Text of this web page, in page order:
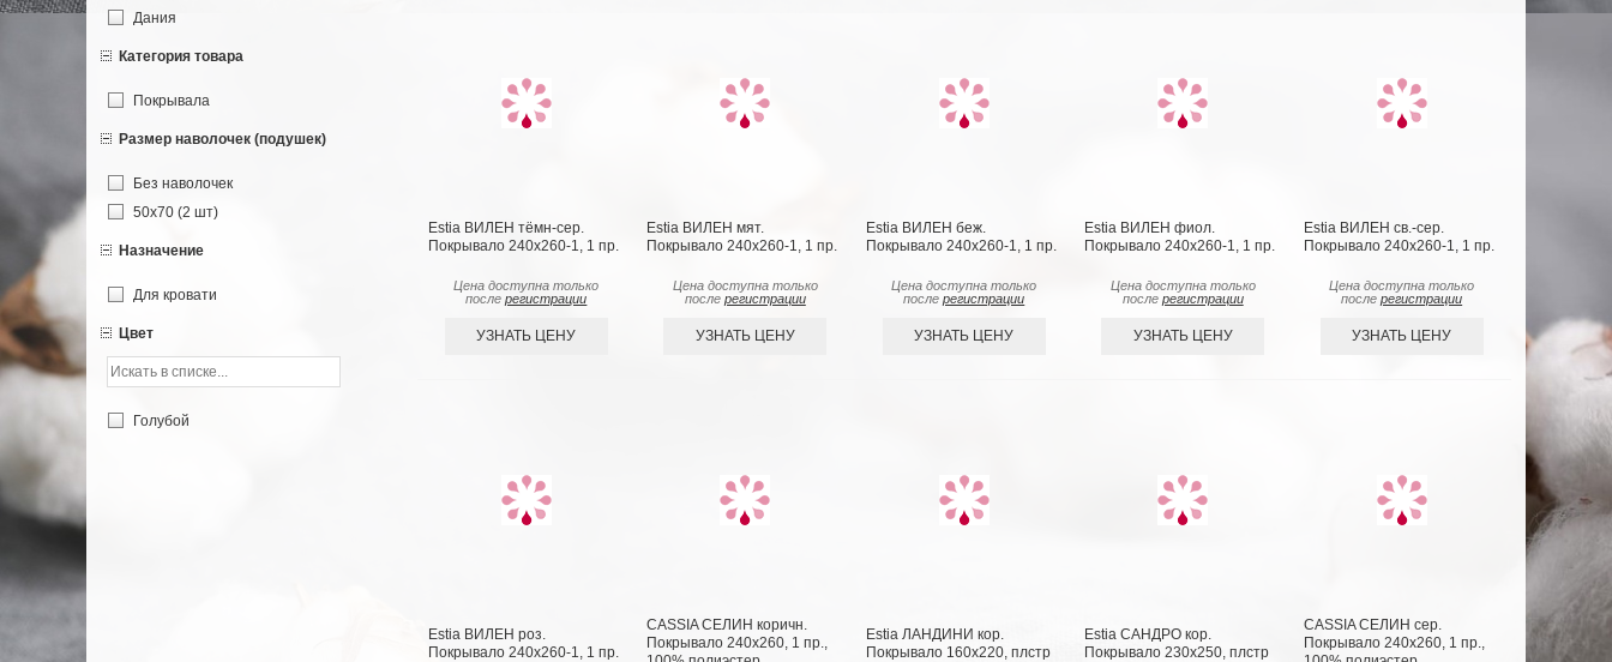
Estia ВИЛЕН тёмн-сер.
Покрывало 240х260-1, 1 пр.
Цена доступна только
послерегистрации
УЗНАТЬ ЦЕНУ
Estia ВИЛЕН мят.
Покрывало 240х260-1, 1 пр.
Цена доступна только
после регистрации
УЗНАТЬ ЦЕНУ
Estia ВИЛЕН беж.
Покрывало 240х260-1, 1 пр.
Цена доступна только
послерегистрации
УЗНАТЬ ЦЕНУ
Estia ВИЛЕН фиол.
Покрывало 240х260-1, 1 пр.
Цена доступна только
после регистрации
УЗНАТЬ ЦЕНУ
Estia ВИЛЕН св.-сер.
Покрывало 240х260-1, 1 пр.
Цена доступна только
послерегистрации
УЗНАТЬ ЦЕНУ
Estia ВИЛЕН роз.
Покрывало 240х260-1, 1 пр.
CASSIA СЕЛИН коричн.
Покрывало 240х260, 1 пр.,
Estia ЛАНДИНИ кор.
Покрывало 160х220, плстр
Estia САНДРО кор.
Покрывало 230х250, плстр
CASSIA СЕЛИН сер.
Покрывало 240х260, 1 пр.,
Дания
Категория товара
Покрывала
Размер наволочек (подушек)
Без наволочек
50х70 (2 шт)
Назначение
Для кровати
Цвет
Голубой